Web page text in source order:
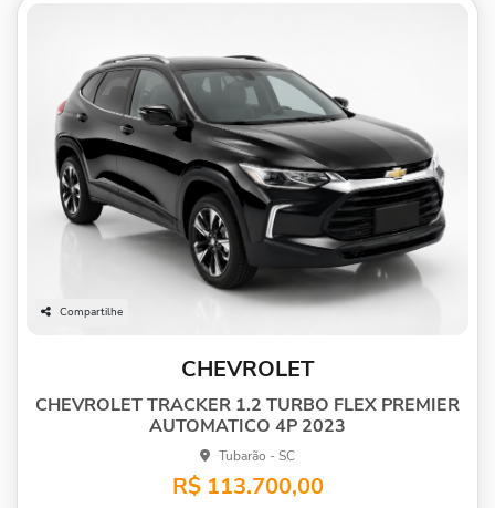
Compartilhe
CHEVROLET
CHEVROLET TRACKER 1.2 TURBO FLEX PREMIER
AUTOMATICO 4P 2023
Tubarão - SC
R$ 113.700,00